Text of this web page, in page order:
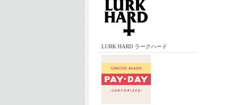
LURK HARD ラークハード